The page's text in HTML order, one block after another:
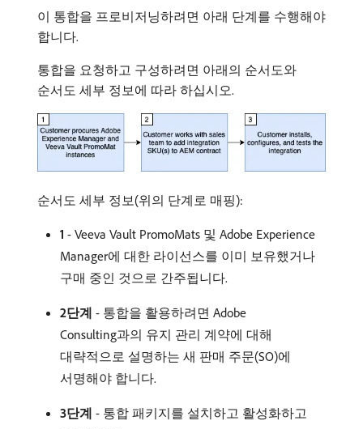
이 통합을 프로비저닝하려면 아래 단계를 수행해야
합니다.
통합을 요청하고 구성하려면 아래의 순서도와
순서도 세부 정보에 따라 하십시오.
순서도 세부 정보(위의 단계로 매핑):
1 - Veeva Vault PromoMats 및 Adobe Experience
Manager에 대한 라이선스를 이미 보유했거나
구매 중인 것으로 간주됩니다.
2단계 - 통합을 활용하려면 Adobe
Consulting과의 유지 관리 계약에 대해
대략적으로 설명하는 새 판매 주문(SO)에
서명해야 합니다.
3단계 - 통합 패키지를 설치하고 활성화하고